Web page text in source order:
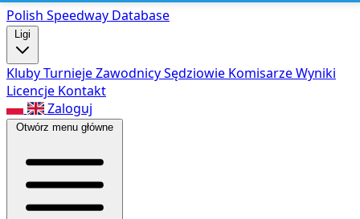
Polish Speedway Database
Ligi
KlubyTurniejeZawodnicySędziowie KomisarzeWyniki
Licencje Kontakt
Zaloguj
Otwórz menu główne